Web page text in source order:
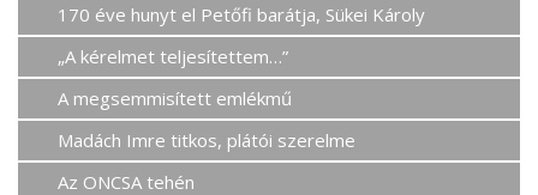
170 éve hunyt el Petőfi barátja, Sükei Károly
„A kérelmet teljesítettem…”
A megsemmisített emlékmű
Madách Imre titkos, plátói szerelme
Az ONCSA tehén